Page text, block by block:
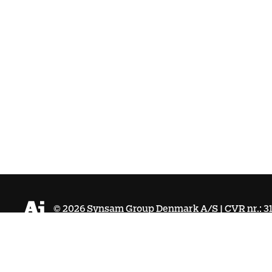
©2026Synsam Group Denmark A/S | CVR nr.: